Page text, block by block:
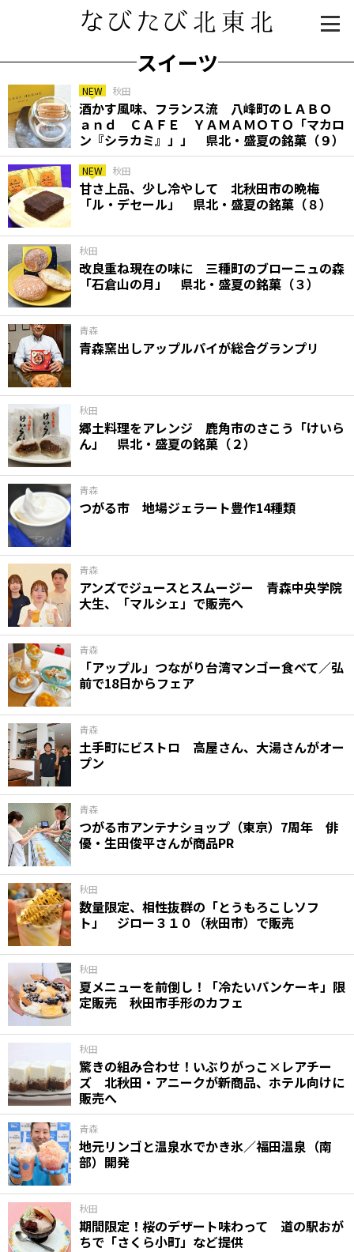
スイーツ
NEW 秋田
酒かす風味、フランス流 八峰町のＬＡＢＯ
ａｎｄ ＣＡＦＥ ＹＡＭＡＭＯＴＯ「マカロ
ン『シラカミ』」」 県北・盛夏の銘菓（９）
NEW 秋田
甘さ上品、少し冷やして 北秋田市の晩梅
「ル・デセール」 県北・盛夏の銘菓（８）
秋田
改良重ね現在の味に 三種町のブローニュの森
「石倉山の月」 県北・盛夏の銘菓（３）
青森
青森窯出しアップルパイが総合グランプリ
秋田
郷土料理をアレンジ 鹿角市のさこう「けいら
ん」 県北・盛夏の銘菓（２）
青森
つがる市 地場ジェラート豊作14種類
青森
アンズでジュースとスムージー 青森中央学院
大生、「マルシェ」で販売へ
青森
「アップル」つながり台湾マンゴー食べて／弘
前で18日からフェア
青森
土手町にビストロ 高屋さん、大湯さんがオー
プン
青森
つがる市アンテナショップ（東京）7周年 俳
優・生田俊平さんが商品PR
秋田
数量限定、相性抜群の「とうもろこしソフ
ト」 ジロー３１０（秋田市）で販売
秋田
夏メニューを前倒し！「冷たいパンケーキ」限
定販売 秋田市手形のカフェ
秋田
驚きの組み合わせ！いぶりがっこ×レアチー
ズ 北秋田・アニークが新商品、ホテル向けに
販売へ
青森
地元リンゴと温泉水でかき氷／福田温泉（南
部）開発
秋田
期間限定！桜のデザート味わって 道の駅おが
ちで「さくら小町」など提供
知る一覧
世界遺産
文化・歴史
パワースポット
ミステリー
観る一覧
桜
花
紅葉
楽しむ一覧
まつり・イベント
聖地
おみやげ・特産
道の駅・産直
鉄道
アウトドア・レジャー
味わう一覧
麺類
ご当地グルメ
酒
スイーツ
癒す一覧
温泉
自然
宿泊
青森県
岩手県
秋田県